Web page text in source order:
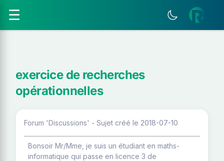
☰
exercice de recherches
opérationnelles
Forum 'Discussions' - Sujet créé le 2018-07-10
Bonsoir Mr/Mme, je suis un étudiant en maths-
informatique qui passe en licence 3 de